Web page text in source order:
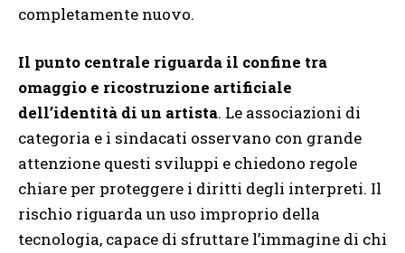
completamente nuovo.
Il punto centrale riguarda il confine tra
omaggio e ricostruzione artificiale
dell’identità di un artista. Le associazioni di
categoria e i sindacati osservano con grande
attenzione questi sviluppi e chiedono regole
chiare per proteggere i diritti degli interpreti. Il
rischio riguarda un uso improprio della
tecnologia, capace di sfruttare l’immagine di chi